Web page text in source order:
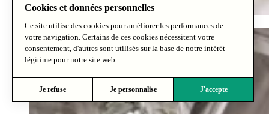
Markus coffee shop
Cookies et données personnelles
Ce site utilise des cookies pour améliorer les performances de
votre navigation. Certains de ces cookies nécessitent votre
consentement, d'autres sont utilisés sur la base de notre intérêt
légitime pour notre site web.
Je refuse Je personnalise J'accepte